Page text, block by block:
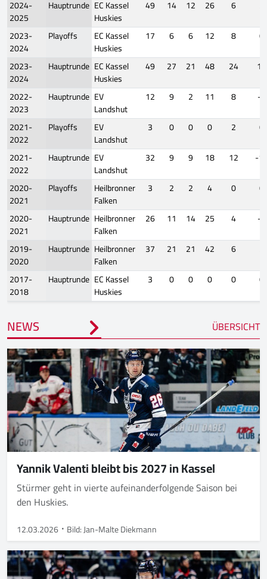
2024-
2025
Hauptrunde EC Kassel
Huskies
49 14 12 26 6
2023-
2024
Playoffs
EC Kassel
Huskies
17 6 6 12 8
0
2023-
2024
Hauptrunde EC Kassel
Huskies
49 27 21 48 24
15
2022-
2023
Hauptrunde EV
Landshut
12 9 2 11 8
-1
2021-
2022
Playoffs
EV
Landshut
3 0 0 0 2
0
2021-
2022
Hauptrunde EV
Landshut
32 9 9 18 12
-
2020-
2021
Playoffs
Heilbronner
Falken
3 2 2 4 0
0
2020-
2021
Hauptrunde Heilbronner
Falken
26 11 14 25 4
-7
2019-
2020
Hauptrunde Heilbronner
Falken
37 21 21 42 6
2017-
2018
Hauptrunde EC Kassel
Huskies
3 0 0 0 0 0
NEWS ÜBERSICHT
Yannik Valenti bleibt bis 2027 in Kassel
Stürmer geht in vierte aufeinanderfolgende Saison bei
den Huskies.
12.03.2026 Bild: Jan-Malte Diekmann